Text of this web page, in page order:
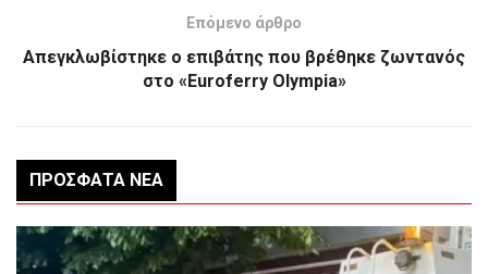
Επόμενο άρθρο
Απεγκλωβίστηκε ο επιβάτης που βρέθηκε ζωντανός
στο «Euroferry Olympia»
ΠΡΌΣΦΑΤΑ ΝΈΑ